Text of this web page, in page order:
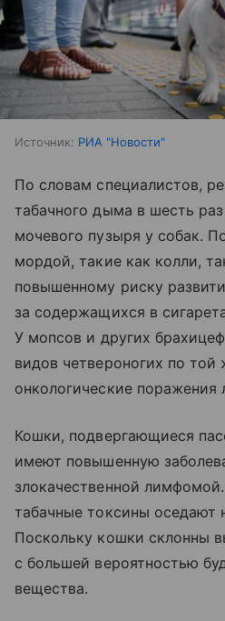
Источник: РИА "Новости"
По словам специалистов,
табачного дыма в шесть
мочевого пузыря у собак.
мордой, такие как колли,
повышенному риску
за содержащихся в
У мопсов и других
видов четвероногих по
онкологические поражения
Кошки, подвергающиеся
имеют повышенную
злокачественной
табачные токсины оседают
Поскольку кошки склонны
с большей вероятностью
вещества.